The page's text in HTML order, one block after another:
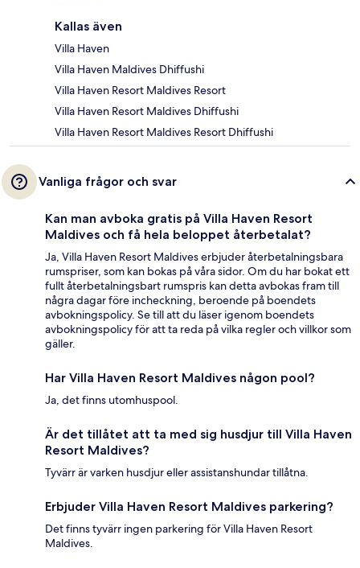
Kallas även
Villa Haven
Villa Haven Maldives Dhiffushi
Villa Haven Resort Maldives Resort
Villa Haven Resort Maldives Dhiffushi
Villa Haven Resort Maldives Resort Dhiffushi
Vanliga frågor och svar
Kan man avboka gratis på Villa Haven Resort
Maldives och få hela beloppet återbetalat?
Ja, Villa Haven Resort Maldives erbjuder återbetalningsbara
rumspriser, som kan bokas på våra sidor. Om du har bokat ett
fullt återbetalningsbart rumspris kan detta avbokas fram till
några dagar före incheckning, beroende på boendets
avbokningspolicy. Se till att du läser igenom boendets
avbokningspolicy för att ta reda på vilka regler och villkor som
gäller.
Har Villa Haven Resort Maldives någon pool?
Ja, det finns utomhuspool.
Är det tillåtet att ta med sig husdjur till Villa Haven
Resort Maldives?
Tyvärr är varken husdjur eller assistanshundar tillåtna.
Erbjuder Villa Haven Resort Maldives parkering?
Det finns tyvärr ingen parkering för Villa Haven Resort
Maldives.